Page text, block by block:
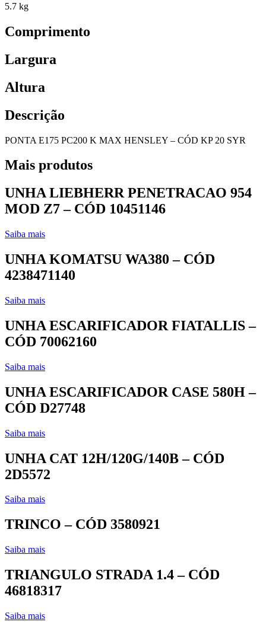
5.7 kg
Comprimento
Largura
Altura
Descrição
PONTA E175 PC200 K MAX HENSLEY – CÓD KP 20 SYR
Mais produtos
UNHA LIEBHERR PENETRACAO 954
MOD Z7 – CÓD 10451146
Saiba mais
UNHA KOMATSU WA380 – CÓD
4238471140
Saiba mais
UNHA ESCARIFICADOR FIATALLIS –
CÓD 70062160
Saiba mais
UNHA ESCARIFICADOR CASE 580H –
CÓD D27748
Saiba mais
UNHA CAT 12H/120G/140B – CÓD
2D5572
Saiba mais
TRINCO – CÓD 3580921
Saiba mais
TRIANGULO STRADA 1.4 – CÓD
46818317
Saiba mais